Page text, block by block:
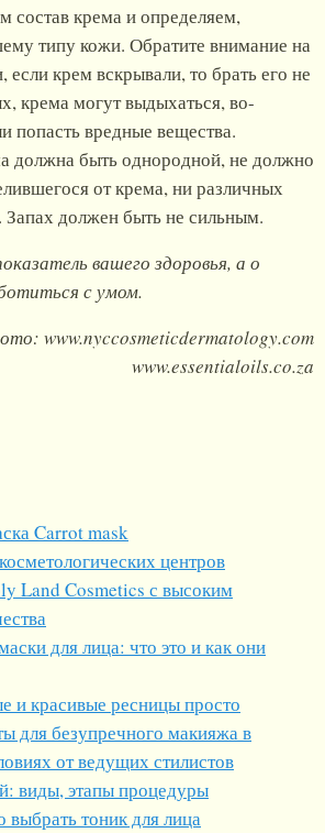
состав крема и определяем,
типу кожи. Обратите внимание на
если крем вскрывали, то брать его не
крема могут выдыхаться, во-
попасть вредные вещества.
должна быть однородной, не должно
от крема, ни различных
Запах должен быть не сильным.
вашего здоровья, а о
с умом.
www.nyccosmeticdermatology.com
www.essentialoils.co.za
Carrot mask
центров
Land Cosmetics с высоким
для лица: что это и как они
и красивые ресницы просто
для безупречного макияжа в
от ведущих стилистов
виды, этапы процедуры
выбрать тоник для лица